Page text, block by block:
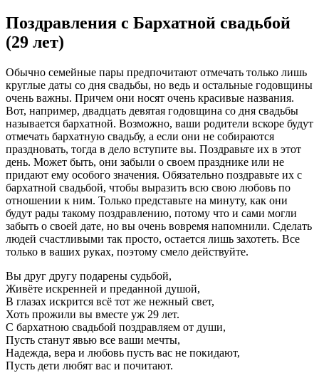
Поздравления с Бархатной свадьбой
(29 лет)
Обычно семейные пары предпочитают отмечать только лишь
круглые даты со дня свадьбы, но ведь и остальные годовщины
очень важны. Причем они носят очень красивые названия.
Вот, например, двадцать девятая годовщина со дня свадьбы
называется бархатной. Возможно, ваши родители вскоре будут
отмечать бархатную свадьбу, а если они не собираются
праздновать, тогда в дело вступите вы. Поздравьте их в этот
день. Может быть, они забыли о своем празднике или не
придают ему особого значения. Обязательно поздравьте их с
бархатной свадьбой, чтобы выразить всю свою любовь по
отношении к ним. Только представьте на минуту, как они
будут рады такому поздравлению, потому что и сами могли
забыть о своей дате, но вы очень вовремя напомнили. Сделать
людей счастливыми так просто, остается лишь захотеть. Все
только в ваших руках, поэтому смело действуйте.
Вы друг другу подарены судьбой,
Живёте искренней и преданной душой,
В глазах искрится всё тот же нежный свет,
Хоть прожили вы вместе уж 29 лет.
С бархатною свадьбой поздравляем от души,
Пусть станут явью все ваши мечты,
Надежда, вера и любовь пусть вас не покидают,
Пусть дети любят вас и почитают.